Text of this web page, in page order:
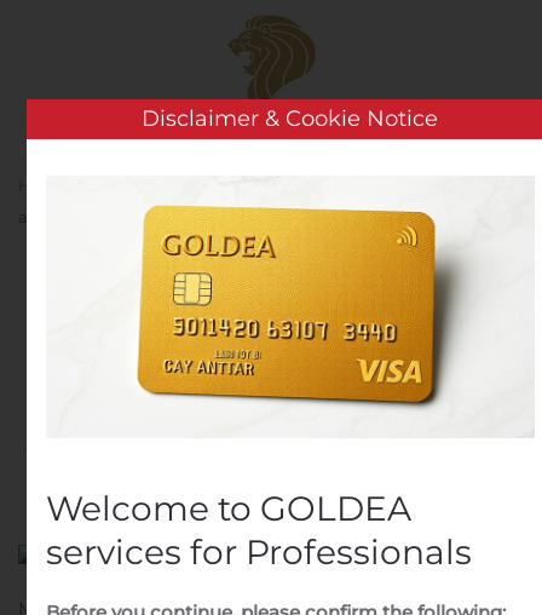
Skip to main content
annonce l’élection des administrateurs
Saputo annonce
l’élection des
administrateurs
MONTRÉAL, 06 août 2020 (GLOBE NEWSWIRE) —
Disclaimer & Cookie Notice
Welcome to GOLDEA
services for Professionals